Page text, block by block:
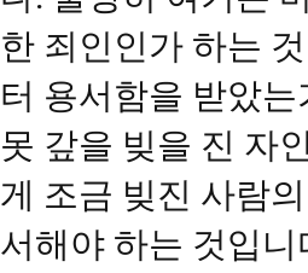
한 죄인인가 하는
터 용서함을 받았
못 갚을 빚을 진 자
게 조금 빚진 사람
서해야 하는 것입